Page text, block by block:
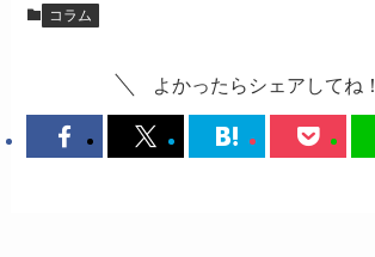
コラム
よかったらシェアしてね！